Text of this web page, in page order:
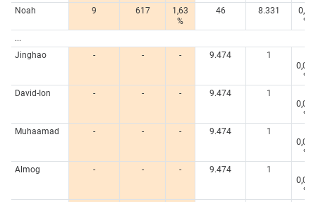
Noah
9 617
1,63
%
46 8.331
0,56
%
...
Jinghao
- - - 9.474 1
%
David-Ion
- - - 9.474 1
%
Muhaamad
- - - 9.474 1
%
Almog
- - - 9.474 1
%